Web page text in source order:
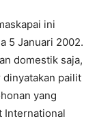
ini
5 Januari 2002.
domestik saja,
dinyatakan pailit
yang
International